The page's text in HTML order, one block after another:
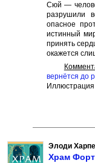
Сюй —
разрушили
опасное
истинный
принять
окажется
вернётся до
Элоди
Храм